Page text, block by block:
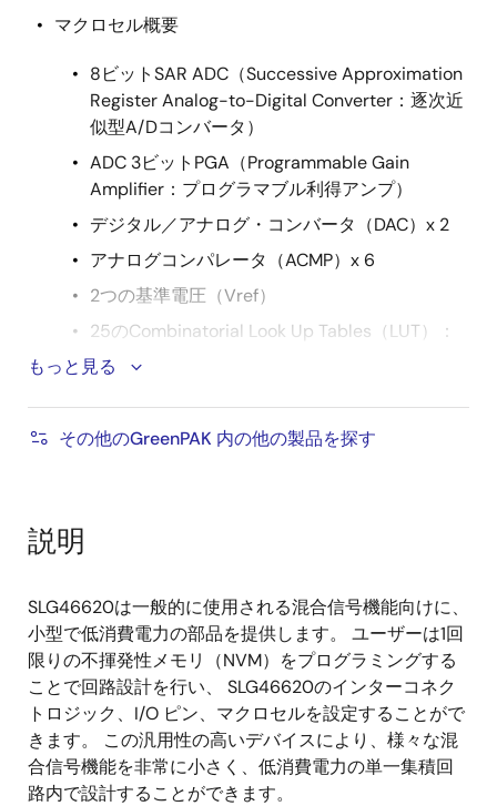
マクロセル概要
8ビットSAR ADC（Successive Approximation
Register Analog-to-Digital Converter：逐次近
似型A/Dコンバータ）
ADC 3ビットPGA（Programmable Gain
Amplifier：プログラマブル利得アンプ）
デジタル／アナログ・コンバータ（DAC）x 2
アナログコンパレータ（ACMP）x 6
2つの基準電圧（Vref）
25のCombinatorial Look Up Tables（LUT）：
3ビットLUT x 16搭載
4ビットLUT x 1搭載
（DCMP/PWM）x 3、デッドバンド選択可能
カウンタ／遅延（CNT/DLY）x 10：
14ビット遅延／カウンタ x 2
14ビット遅延／カウンタ（スリープ／ウェ
イク）x 1
14ビット遅延／カウンタ／有限状態機械 x 1
もっと見る
その他のGreenPAK 内の他の製品を探す
説明
SLG46620は一般的に使用される混合信号機能向けに、
小型で低消費電力の部品を提供します。 ユーザーは1回
限りの不揮発性メモリ（NVM）をプログラミングする
ことで回路設計を行い、 SLG46620のインターコネク
トロジック、I/O ピン、マクロセルを設定することがで
きます。 この汎用性の高いデバイスにより、様々な混
合信号機能を非常に小さく、低消費電力の単一集積回
路内で設計することができます。